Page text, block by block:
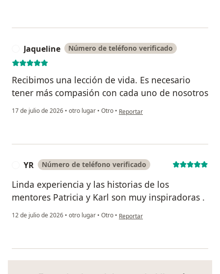
Jaqueline Número de teléfono verificado
Recibimos una lección de vida. Es necesario
tener más compasión con cada uno de nosotros
17 de julio de 2026 • otro lugar • Otro • en opinión del usuario Jaqueline
Reportar
YR Número de teléfono verificado
Linda experiencia y las historias de los
mentores Patricia y Karl son muy inspiradoras .
12 de julio de 2026 • otro lugar • Otro • en opinión del usuario YR
Reportar